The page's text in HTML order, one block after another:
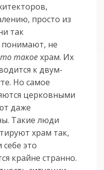
просто из
так
понимают, не
такоехрам. Их
к двум-
Но самое
церковными
даже
Такие люди
храм так,
это
крайне странно.